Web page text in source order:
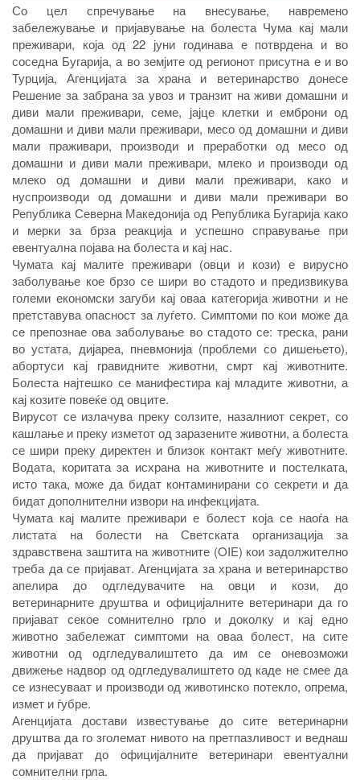
Со цел спречување на внесување, навремено
забележување и пријавување на болеста Чума кај мали
преживари, која од 22 јуни годинава е потврдена и во
соседна Бугарија, а во земјите од регионот присутна е и во
Турција, Агенцијата за храна и ветеринарство донесе
Решение за забрана за увоз и транзит на живи домашни и
диви мали преживари, семе, јајце клетки и емброни од
домашни и диви мали преживари, месо од домашни и диви
мали праживари, производи и преработки од месо од
домашни и диви мали преживари, млеко и производи од
млеко од домашни и диви мали преживари, како и
нуспроизводи од домашни и диви мали преживари во
Република Северна Македонија од Република Бугарија како
и мерки за брза реакција и успешно справување при
евентуална појава на болеста и кај нас.
Чумата кај малите преживари (овци и кози) е вирусно
заболување кое брзо се шири во стадото и предизвикува
големи економски загуби кај оваа категорија животни и не
претставува опасност за луѓето. Симптоми по кои може да
се препознае ова заболување во стадото се: треска, рани
во устата, дијареа, пневмонија (проблеми со дишењето),
абортуси кај гравидните животни, смрт кај животните.
Болеста најтешко се манифестира кај младите животни, а
кај козите повеќе од овците.
Вирусот се излачува преку солзите, назалниот секрет, со
кашлање и преку изметот од заразените животни, а болеста
се шири преку директен и близок контакт меѓу животните.
Водата, коритата за исхрана на животните и постелката,
исто така, може да бидат контаминирани со секрети и да
бидат дополнителни извори на инфекцијата.
Чумата кај малите преживари е болест која се наоѓа на
листата на болести на Светската организација за
здравствена заштита на животните (OIE) кои задолжително
треба да се пријават. Агенцијата за храна и ветеринарство
апелира до одгледувачите на овци и кози, до
ветеринарните друштва и официјалните ветеринари да го
пријават секое сомнително грло и доколку и кај едно
животно забележат симптоми на оваа болест, на сите
животни од одгледувалиштето да им се оневозможи
движење надвор од одгледувалиштето од каде не смее да
се изнесуваат и производи од животинско потекло, опрема,
измет и ѓубре.
Агенцијата достави известување до сите ветеринарни
друштва да го зголемат нивото на претпазливост и веднаш
да пријават до официјалните ветеринари евентуални
сомнителни грла.